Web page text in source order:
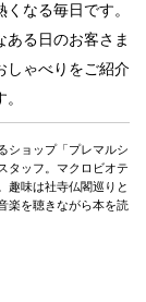
くなる毎日です。
ある日のお客さま
しゃべりをご紹介
ショップ「プレマルシ
タッフ。マクロビオテ
趣味は社寺仏閣巡りと
楽を聴きながら本を読